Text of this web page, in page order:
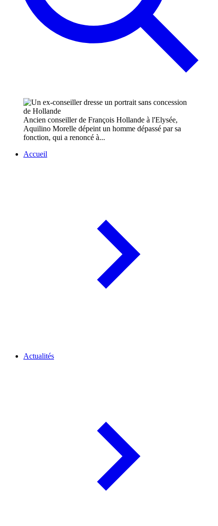
Ancien conseiller de François Hollande à l'Elysée,
Aquilino Morelle dépeint un homme dépassé par sa
fonction, qui a renoncé à...
Accueil
Actualités